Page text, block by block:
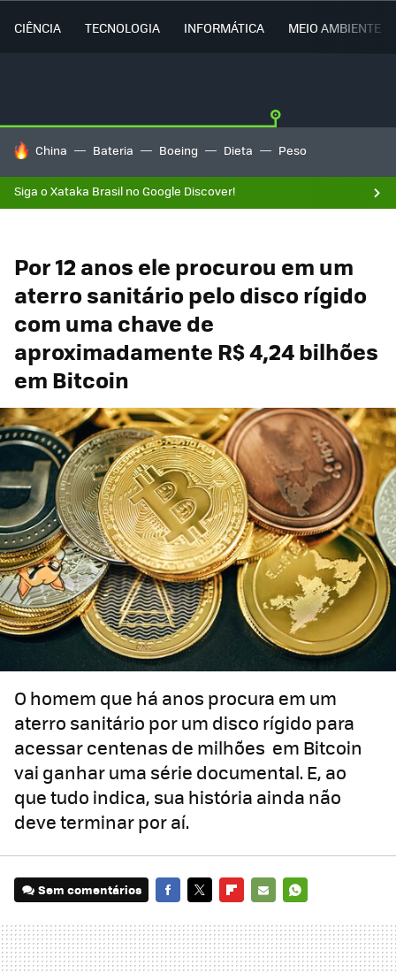
CIÊNCIA TECNOLOGIA INFORMÁTICA MEIO AMBIENTE
TENDÊNCIAS DO DIA
China Bateria Boeing Dieta Peso
Siga o Xataka Brasil no Google Discover!
Por 12 anos ele procurou em um
aterro sanitário pelo disco rígido
com uma chave de
aproximadamente R$ 4,24 bilhões
em Bitcoin
O homem que há anos procura em um
aterro sanitário por um disco rígido para
acessar centenas de milhões em Bitcoin
vai ganhar uma série documental. E, ao
que tudo indica, sua história ainda não
deve terminar por aí.
Sem comentários
MAIL